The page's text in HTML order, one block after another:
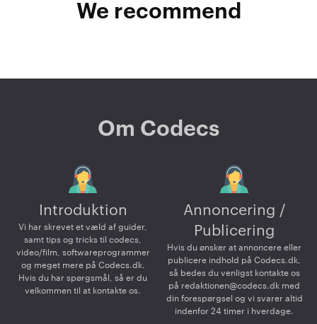
We recommend
Om Codecs
Introduktion
Vi har skrevet et væld af guider,
samt tips og tricks til codecs,
video/film, softwareprogrammer
og meget mere på Codecs.dk.
Hvis du har spørgsmål, så er du
velkommen til at kontakte os.
Annoncering /
Publicering
Hvis du ønsker at annoncere eller
publicere indhold på Codecs.dk,
så bedes du venligst kontakte os
på redaktionen@codecs.dk med
din forespørgsel og vi svarer altid
indenfor 24 timer i hverdage.